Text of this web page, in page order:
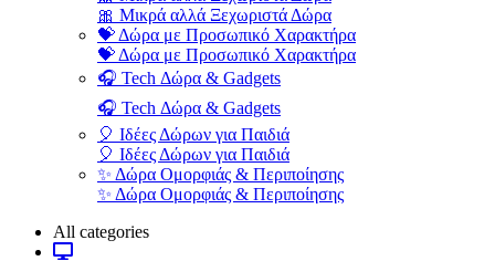
🎀 Μικρά αλλά Ξεχωριστά Δώρα
💝 Δώρα με Προσωπικό Χαρακτήρα
💝 Δώρα με Προσωπικό Χαρακτήρα
🎧 Tech Δώρα & Gadgets
🎧 Tech Δώρα & Gadgets
🎈 Ιδέες Δώρων για Παιδιά
🎈 Ιδέες Δώρων για Παιδιά
✨ Δώρα Ομορφιάς & Περιποίησης
✨ Δώρα Ομορφιάς & Περιποίησης
All categories